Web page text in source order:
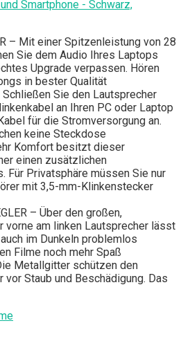
Smartphone - Schwarz,
– Mit einer Spitzenleistung von 28
Sie dem Audio Ihres Laptops
Upgrade verpassen. Hören
in bester Qualität
Schließen Sie den Lautsprecher
an Ihren PC oder Laptop
für die Stromversorgung an.
keine Steckdose
Komfort besitzt dieser
einen zusätzlichen
Für Privatsphäre müssen Sie nur
mit 3,5-mm-Klinkenstecker
– Über den großen,
vorne am linken Lautsprecher lässt
im Dunkeln problemlos
Filme noch mehr Spaß
Metallgitter schützen den
vor Staub und Beschädigung. Das